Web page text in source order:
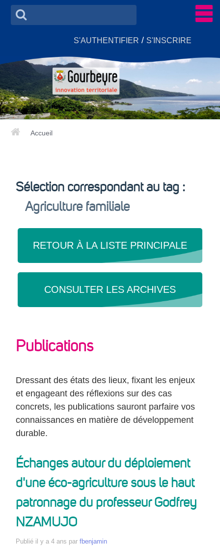
S'AUTHENTIFIER / S'INSCRIRE
RESSOURCES
ANNUAIRE
CONTRIBUEZ
Accueil
Sélection correspondant au tag :
Agriculture familiale
RETOUR À LA LISTE PRINCIPALE
CONSULTER LES ARCHIVES
Publications
Dressant des états des lieux, fixant les enjeux
et engageant des réflexions sur des cas
concrets, les publications sauront parfaire vos
connaissances en matière de développement
durable.
Échanges autour du déploiement
d'une éco-agriculture sous le haut
patronnage du professeur Godfrey
NZAMUJO
Publié il y a 4 ans parfbenjamin